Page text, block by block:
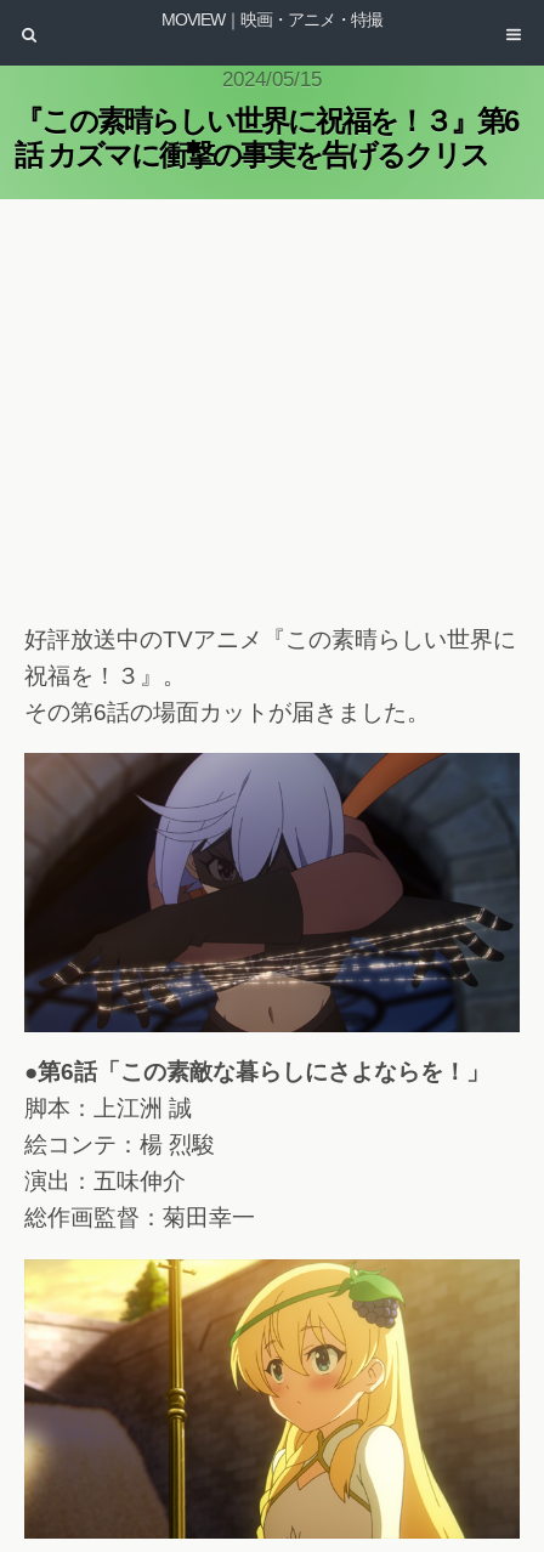
MOVIEW｜映画・アニメ・特撮
2024/05/15
『この素晴らしい世界に祝福を！３』第6
話 カズマに衝撃の事実を告げるクリス
好評放送中のTVアニメ『この素晴らしい世界に
祝福を！３』。
その第6話の場面カットが届きました。
●第6話「この素敵な暮らしにさよならを！」
脚本：上江洲 誠
絵コンテ：楊 烈駿
演出：五味伸介
総作画監督：菊田幸一